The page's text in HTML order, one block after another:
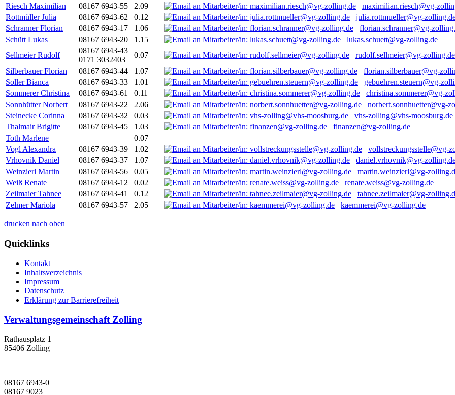
Riesch Maximilian
08167 6943-55 2.09
maximilian.riesch@vg-
Rottmüller Julia
08167 6943-62 0.12
julia.rottmueller@vg-
Schranner Florian
08167 6943-17 1.06
florian.schranner@vg-
Schütt Lukas
08167 6943-20 1.15
lukas.schuett@vg-zolling.de
Sellmeier Rudolf
08167 6943-43
0171 3032403
0.07
rudolf.sellmeier@vg-zolling.de
Silberbauer Florian
08167 6943-44 1.07
florian.silberbauer@vg-
Soller Bianca
08167 6943-33 1.01
gebuehren.steuern@vg-
Sommerer Christina
08167 6943-61 0.11
christina.sommerer@vg-
Sonnhütter Norbert
08167 6943-22 2.06
norbert.sonnhuetter@vg-
Steinecke Corinna
08167 6943-32 0.03
vhs-zolling@vhs-moosburg.de
Thalmair Brigitte
08167 6943-45 1.03
finanzen@vg-zolling.de
Toth Marlene
0.07
Vogl Alexandra
08167 6943-39 1.02
vollstreckungsstelle@vg-
Vrhovnik Daniel
08167 6943-37 1.07
daniel.vrhovnik@vg-
Weinzierl Martin
08167 6943-56 0.05
martin.weinzierl@vg-
Weiß Renate
08167 6943-12 0.02
renate.weiss@vg-zolling.de
Zeilmaier Tahnee
08167 6943-41 0.12
tahnee.zeilmaier@vg-
Zelmer Mariola
08167 6943-57 2.05 kaemmerei@vg-zolling.de
drucken nach oben
Quicklinks
Kontakt
Inhaltsverzeichnis
Impressum
Datenschutz
Erklärung zur Barrierefreiheit
Verwaltungsgemeinschaft Zolling
Rathausplatz 1
85406 Zolling
08167 6943-0
08167 9023